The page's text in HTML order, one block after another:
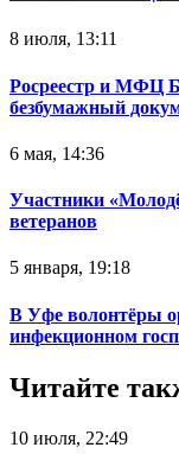
8 июля, 13:11
Росреестр и МФЦ
безбумажный
6 мая, 14:36
Участники
ветеранов
5 января, 19:18
В Уфе волонтёры
инфекционном
Читайте
10 июля, 22:49